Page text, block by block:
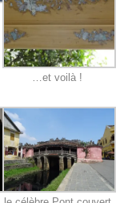
…et voilà !